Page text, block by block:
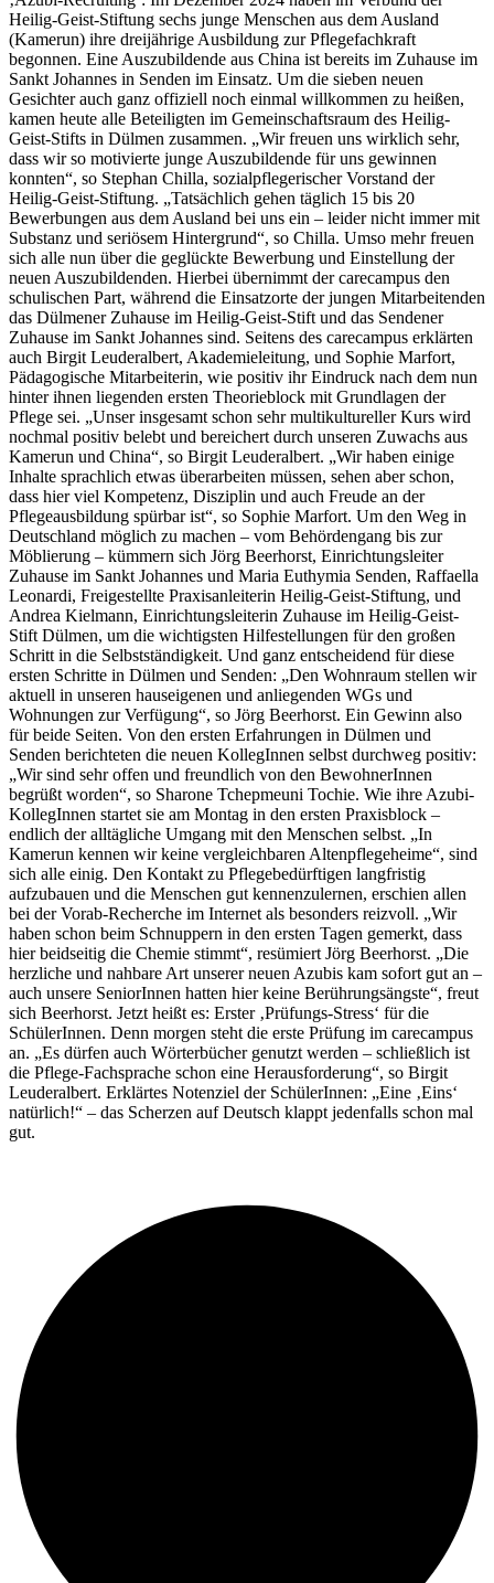
Heilig-Geist-Stiftung sechs junge Menschen aus dem Ausland
(Kamerun) ihre dreijährige Ausbildung zur Pflegefachkraft
begonnen. Eine Auszubildende aus China ist bereits im Zuhause im
Sankt Johannes in Senden im Einsatz. Um die sieben neuen
Gesichter auch ganz offiziell noch einmal willkommen zu heißen,
kamen heute alle Beteiligten im Gemeinschaftsraum des Heilig-
Geist-Stifts in Dülmen zusammen. „Wir freuen uns wirklich sehr,
dass wir so motivierte junge Auszubildende für uns gewinnen
konnten“, so Stephan Chilla, sozialpflegerischer Vorstand der
Heilig-Geist-Stiftung. „Tatsächlich gehen täglich 15 bis 20
Bewerbungen aus dem Ausland bei uns ein – leider nicht immer mit
Substanz und seriösem Hintergrund“, so Chilla. Umso mehr freuen
sich alle nun über die geglückte Bewerbung und Einstellung der
neuen Auszubildenden. Hierbei übernimmt der carecampus den
schulischen Part, während die Einsatzorte der jungen Mitarbeitenden
das Dülmener Zuhause im Heilig-Geist-Stift und das Sendener
Zuhause im Sankt Johannes sind. Seitens des carecampus erklärten
auch Birgit Leuderalbert, Akademieleitung, und Sophie Marfort,
Pädagogische Mitarbeiterin, wie positiv ihr Eindruck nach dem nun
hinter ihnen liegenden ersten Theorieblock mit Grundlagen der
Pflege sei. „Unser insgesamt schon sehr multikultureller Kurs wird
nochmal positiv belebt und bereichert durch unseren Zuwachs aus
Kamerun und China“, so Birgit Leuderalbert. „Wir haben einige
Inhalte sprachlich etwas überarbeiten müssen, sehen aber schon,
dass hier viel Kompetenz, Disziplin und auch Freude an der
Pflegeausbildung spürbar ist“, so Sophie Marfort. Um den Weg in
Deutschland möglich zu machen – vom Behördengang bis zur
Möblierung – kümmern sich Jörg Beerhorst, Einrichtungsleiter
Zuhause im Sankt Johannes und Maria Euthymia Senden, Raffaella
Leonardi, Freigestellte Praxisanleiterin Heilig-Geist-Stiftung, und
Andrea Kielmann, Einrichtungsleiterin Zuhause im Heilig-Geist-
Stift Dülmen, um die wichtigsten Hilfestellungen für den großen
Schritt in die Selbstständigkeit. Und ganz entscheidend für diese
ersten Schritte in Dülmen und Senden: „Den Wohnraum stellen wir
aktuell in unseren hauseigenen und anliegenden WGs und
Wohnungen zur Verfügung“, so Jörg Beerhorst. Ein Gewinn also
für beide Seiten. Von den ersten Erfahrungen in Dülmen und
Senden berichteten die neuen KollegInnen selbst durchweg positiv:
„Wir sind sehr offen und freundlich von den BewohnerInnen
begrüßt worden“, so Sharone Tchepmeuni Tochie. Wie ihre Azubi-
KollegInnen startet sie am Montag in den ersten Praxisblock –
endlich der alltägliche Umgang mit den Menschen selbst. „In
Kamerun kennen wir keine vergleichbaren Altenpflegeheime“, sind
sich alle einig. Den Kontakt zu Pflegebedürftigen langfristig
aufzubauen und die Menschen gut kennenzulernen, erschien allen
bei der Vorab-Recherche im Internet als besonders reizvoll. „Wir
haben schon beim Schnuppern in den ersten Tagen gemerkt, dass
hier beidseitig die Chemie stimmt“, resümiert Jörg Beerhorst. „Die
herzliche und nahbare Art unserer neuen Azubis kam sofort gut an –
auch unsere SeniorInnen hatten hier keine Berührungsängste“, freut
sich Beerhorst. Jetzt heißt es: Erster ‚Prüfungs-Stress‘ für die
SchülerInnen. Denn morgen steht die erste Prüfung im carecampus
an. „Es dürfen auch Wörterbücher genutzt werden – schließlich ist
die Pflege-Fachsprache schon eine Herausforderung“, so Birgit
Leuderalbert. Erklärtes Notenziel der SchülerInnen: „Eine ‚Eins‘
natürlich!“ – das Scherzen auf Deutsch klappt jedenfalls schon mal
gut.